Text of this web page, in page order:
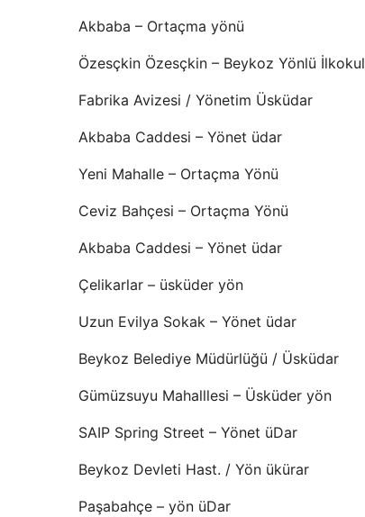
Akbaba – Ortaçma yönü
Özesçkin Özesçkin – Beykoz Yönlü İlkokul
Fabrika Avizesi / Yönetim Üsküdar
Akbaba Caddesi – Yönet üdar
Yeni Mahalle – Ortaçma Yönü
Ceviz Bahçesi – Ortaçma Yönü
Akbaba Caddesi – Yönet üdar
Çelikarlar – üsküder yön
Uzun Evilya Sokak – Yönet üdar
Beykoz Belediye Müdürlüğü / Üsküdar
Gümüzsuyu Mahalllesi – Üsküder yön
SAIP Spring Street – Yönet üDar
Beykoz Devleti Hast. / Yön ükürar
Paşabahçe – yön üDar